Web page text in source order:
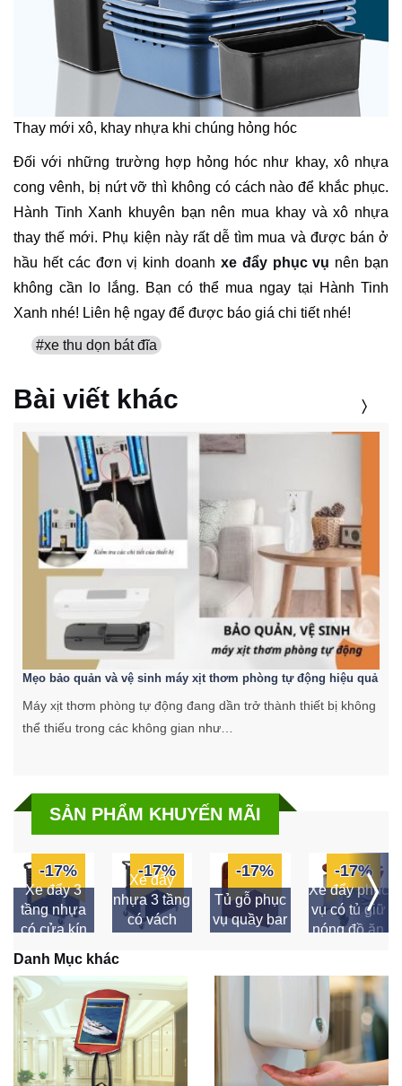
Thay mới xô, khay nhựa khi chúng hỏng hóc
Đối với những trường hợp hỏng hóc như khay, xô nhựa
cong vênh, bị nứt vỡ thì không có cách nào để khắc phục.
Hành Tinh Xanh khuyên bạn nên mua khay và xô nhựa
thay thế mới. Phụ kiện này rất dễ tìm mua và được bán ở
hầu hết các đơn vị kinh doanh xe đẩy phục vụ nên bạn
không cần lo lắng. Bạn có thể mua ngay tại Hành Tinh
Xanh nhé! Liên hệ ngay để được báo giá chi tiết nhé!
#xe thu dọn bát đĩa
Bài viết khác
Mẹo bảo quản và vệ sinh máy xịt thơm phòng tự động hiệu quả
Máy xịt thơm phòng tự động đang dần trở thành thiết bị không
thể thiếu trong các không gian như…
SẢN PHẨM KHUYẾN MÃI
-17%
Xe đẩy 3
tầng nhựa
có cửa kín
-17%
Xe đẩy
nhựa 3 tầng
có vách
-17%
Tủ gỗ phục
vụ quầy bar
-17%
Xe đẩy phục
vụ có tủ giữ
nóng đồ ăn
Danh Mục khác